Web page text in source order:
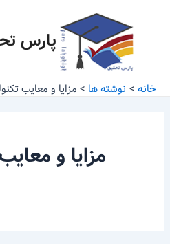
پارس
خانه نوشته ها مزایا و معایب
مزایا و